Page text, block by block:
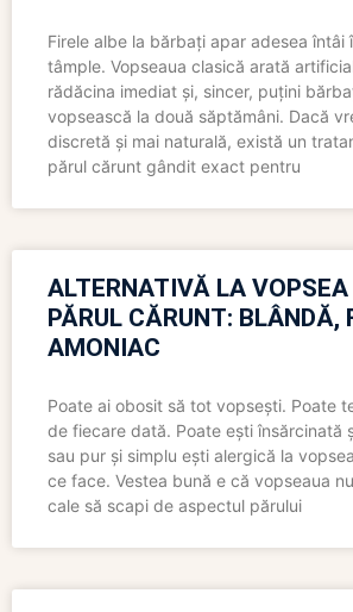
Firele albe la bărbați apar adesea întâi
tâmple. Vopseaua clasică arată
rădăcina imediat și, sincer, puțini
vopsească la două săptămâni. Dacă
discretă și mai naturală, există un
părul cărunt gândit exact pentru
ALTERNATIVĂ LA VOPSEA
PĂRUL CĂRUNT: BLÂNDĂ,
AMONIAC
Poate ai obosit să tot vopsești. Poate
de fiecare dată. Poate ești însărcinată
sau pur și simplu ești alergică la
ce face. Vestea bună e că vopseaua
cale să scapi de aspectul părului